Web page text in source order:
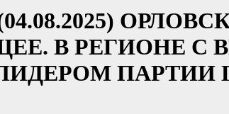
(04.08.2025)
В РЕГИОНЕ С